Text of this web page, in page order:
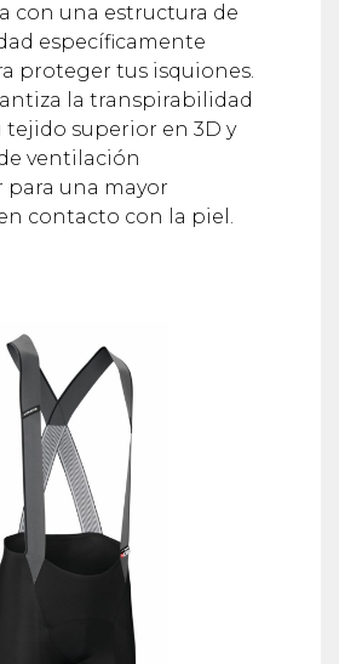
con una estructura de
específicamente
proteger tus isquiones.
la transpirabilidad
tejido superior en 3D y
ventilación
para una mayor
contacto con la piel.